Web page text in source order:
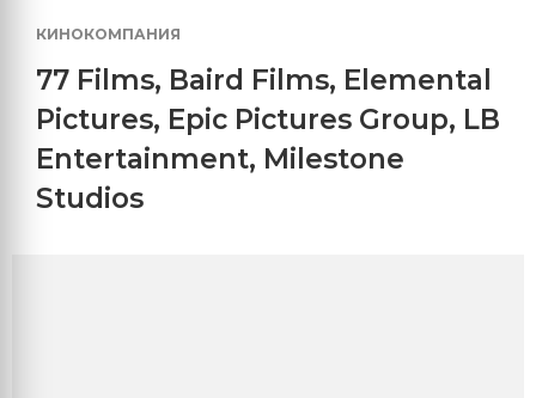
КИНОКОМПАНИЯ
77 Films, Baird Films, Elemental
Pictures, Epic Pictures Group, LB
Entertainment, Milestone
Studios